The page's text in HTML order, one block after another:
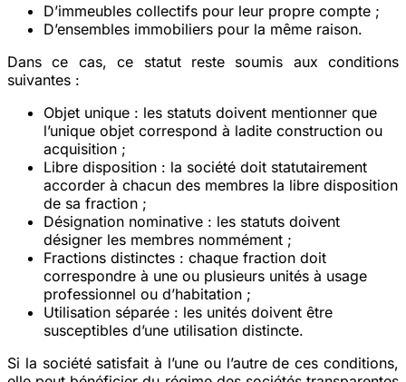
D’immeubles collectifs pour leur propre compte ;
D’ensembles immobiliers pour la même raison.
Dans ce cas, ce statut reste soumis aux conditions
suivantes :
Objet unique : les statuts doivent mentionner que
l’unique objet correspond à ladite construction ou
acquisition ;
Libre disposition : la société doit statutairement
accorder à chacun des membres la libre disposition
de sa fraction ;
Désignation nominative : les statuts doivent
désigner les membres nommément ;
Fractions distinctes : chaque fraction doit
correspondre à une ou plusieurs unités à usage
professionnel ou d’habitation ;
Utilisation séparée : les unités doivent être
susceptibles d’une utilisation distincte.
Si la société satisfait à l’une ou l’autre de ces conditions,